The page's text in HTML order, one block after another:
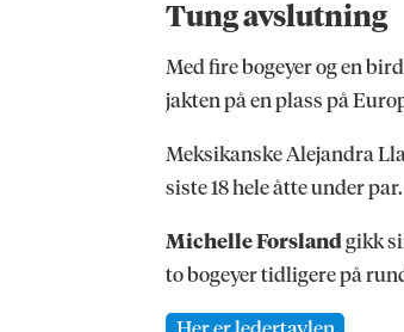
Tung avslutning
Med fire bogeyer og en
jakten på en plass på
Meksikanske Alejandra
siste 18 hele åtte under par.
Michelle Forslandgikk
to bogeyer tidligere på